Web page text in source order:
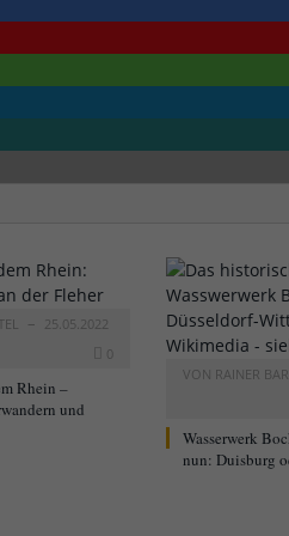
25.05.2022
0
Rhein –
und
VON RAINER
Wasserwerk
nun: Duisburg